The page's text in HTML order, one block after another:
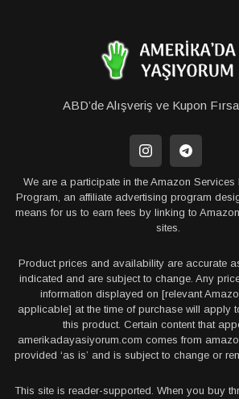
ABD’de Alışveriş ve Kupon
We are a participate in the Amazon Services
Program, an affiliate advertising program
means for us to earn fees by linking to
sites.
Product prices and availability are accurate
indicated and are subject to change. Any
information displayed on [relevant
applicable] at the time of purchase will apply
this product. Certain content that
amerikadayasiyorum.com comes from
provided ‘as is’ and is subject to change or
This site is reader-supported. When you buy